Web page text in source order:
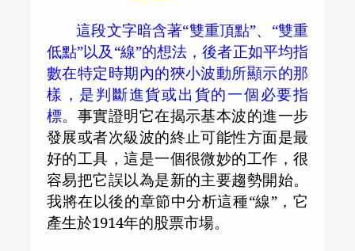
這段文字暗含著“雙重頂點”、“雙重
低點”以及“線”的想法，後者正如平均指
數在特定時期內的狹小波動所顯示的那
樣，是判斷進貨或出貨的一個必要指
標。 事實證明它在揭示基本波的進一步
發展或者次級波的終止可能性方面是最
好的工具，這是一個很微妙的工作，很
容易把它誤以為是新的主要趨勢開始。
我將在以後的章節中分析這種“線”，它
產生於1914年的股票市場。